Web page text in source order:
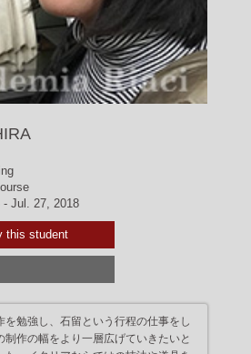
- Jul. 27, 2018
this student
を勉強し、石留という行程の仕事をし
制作の幅をより一層広げていきたいと